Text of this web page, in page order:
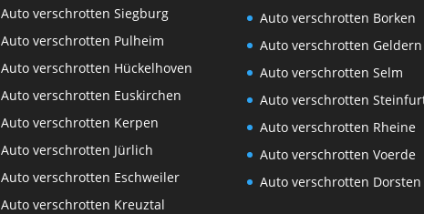
Auto verschrotten Siegburg
Auto verschrotten Pulheim
Auto verschrotten Hückelhoven
Auto verschrotten Euskirchen
Auto verschrotten Kerpen
Auto verschrotten Jürlich
Auto verschrotten Eschweiler
Auto verschrotten Kreuztal
Auto verschrotten Borken
Auto verschrotten Geldern
Auto verschrotten Selm
Auto verschrotten
Auto verschrotten Rheine
Auto verschrotten Voerde
Auto verschrotten Dorsten